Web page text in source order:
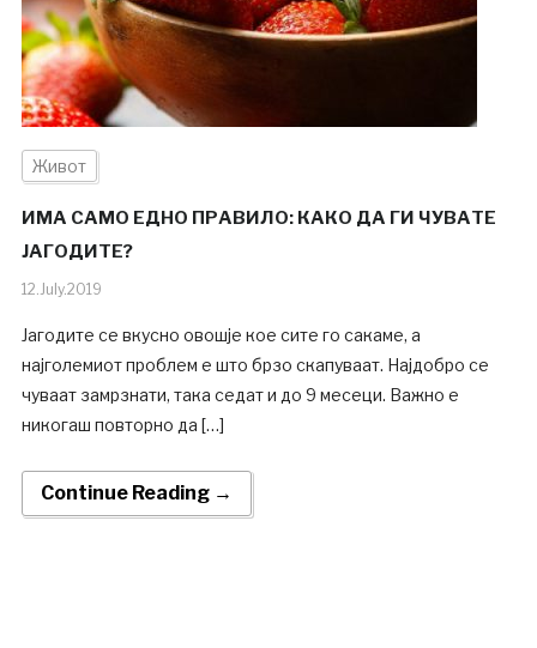
Живот
ИМА САМО ЕДНО ПРАВИЛО: КАКО ДА ГИ ЧУВАТЕ
ЈАГОДИТЕ?
12.July.2019
Јагодите се вкусно овошје кое сите го сакаме, а
најголемиот проблем е што брзо скапуваат. Најдобро се
чуваат замрзнати, така седат и до 9 месеци. Важно е
никогаш повторно да […]
Continue Reading →